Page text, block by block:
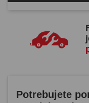
Potrebujete